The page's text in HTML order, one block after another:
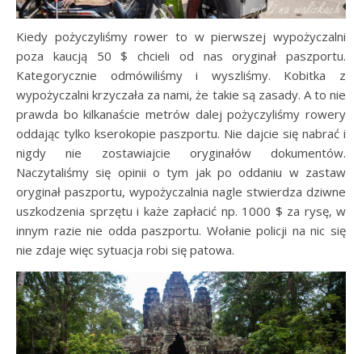
Kiedy pożyczyliśmy rower to w pierwszej wypożyczalni
poza kaucją 50 $ chcieli od nas oryginał paszportu.
Kategorycznie odmówiliśmy i wyszliśmy. Kobitka z
wypożyczalni krzyczała za nami, że takie są zasady. A to nie
prawda bo kilkanaście metrów dalej pożyczyliśmy rowery
oddając tylko kserokopie paszportu. Nie dajcie się nabrać i
nigdy nie zostawiajcie oryginałów dokumentów.
Naczytaliśmy się opinii o tym jak po oddaniu w zastaw
oryginał paszportu, wypożyczalnia nagle stwierdza dziwne
uszkodzenia sprzętu i każe zapłacić np. 1000 $ za rysę, w
innym razie nie odda paszportu. Wołanie policji na nic się
nie zdaje więc sytuacja robi się patowa.